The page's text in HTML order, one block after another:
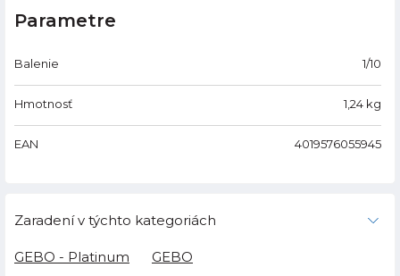
Parametre
Balenie 1/10
Hmotnosť 1,24 kg
EAN 4019576055945
Zaradení v týchto kategoriách
GEBO - Platinum GEBO